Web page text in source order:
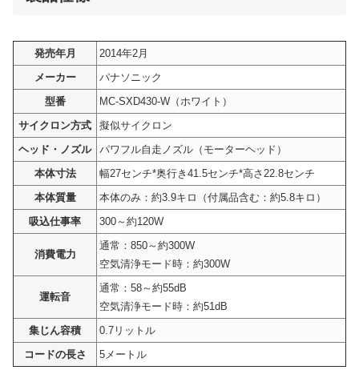
発売年月
2014年2月
メーカー
パナソニック
型番
MC-SXD430-W（ホワイト）
サイクロン方式
擬似サイクロン
ヘッド・ノズル
パワフル自走ノズル（モーターヘッド）
本体寸法
幅27センチ*奥行き41.5センチ*高さ22.8センチ
本体質量
本体のみ：約3.9キロ（付属品含む：約5.8キロ）
吸込仕事率
300～約120W
消費電力
通常：850～約300W
空気清浄モード時：約300W
運転音
通常：58～約55dB
空気清浄モード時：約51dB
集じん容積
0.7リットル
コードの長さ
5メートル